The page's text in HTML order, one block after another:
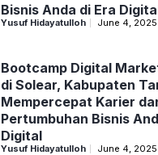
Bisnis Anda di Era
Yusuf Hidayatulloh June 4, 2025
Bootcamp Digital
di Solear, Kabupaten
Mempercepat Karier
Pertumbuhan Bisnis
Digital
Yusuf Hidayatulloh June 4, 2025